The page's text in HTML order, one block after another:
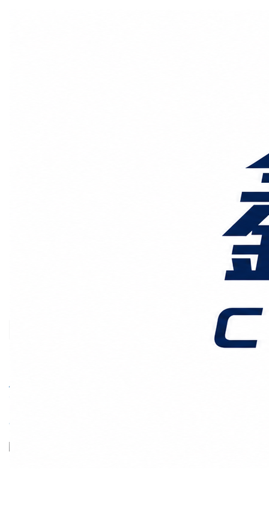
选”专车上门直送”更值